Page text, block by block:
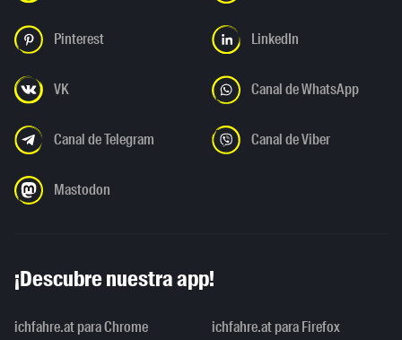
Pinterest LinkedIn
VK Canal de WhatsApp
Canal de Telegram Canal de Viber
Mastodon
¡Descubre nuestra app!
ichfahre.at para Chrome ichfahre.at para Firefox